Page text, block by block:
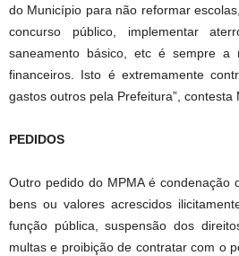
do Município para não reformar
concurso público, implementar
saneamento básico, etc é sempre a
financeiros. Isto é extremamente
gastos outros pela Prefeitura”, contesta
PEDIDOS
Outro pedido do MPMA é condenação
bens ou valores acrescidos
função pública, suspensão dos
multas e proibição de contratar com o